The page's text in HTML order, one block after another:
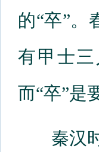
的“卒”。
有甲士
而“卒”是
秦汉时